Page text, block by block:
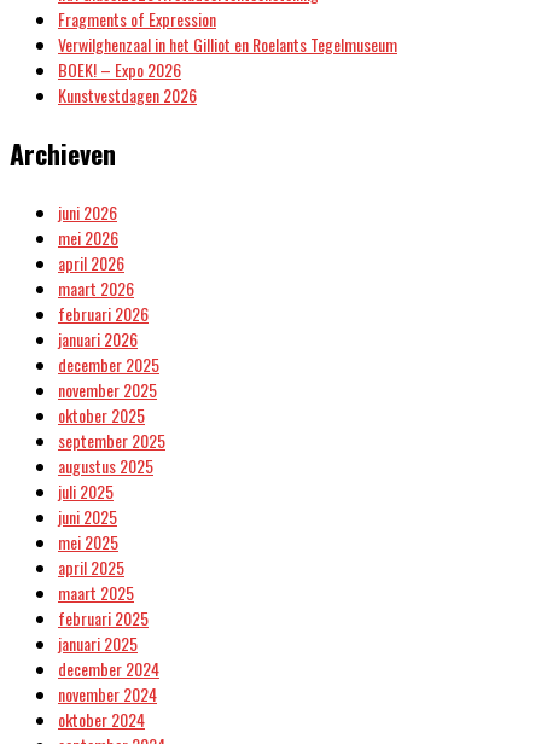
Fragments of Expression
Verwilghenzaal in het Gilliot en Roelants Tegelmuseum
BOEK! – Expo 2026
Kunstvestdagen 2026
Archieven
juni 2026
mei 2026
april 2026
maart 2026
februari 2026
januari 2026
december 2025
november 2025
oktober 2025
september 2025
augustus 2025
juli 2025
juni 2025
mei 2025
april 2025
maart 2025
februari 2025
januari 2025
december 2024
november 2024
oktober 2024